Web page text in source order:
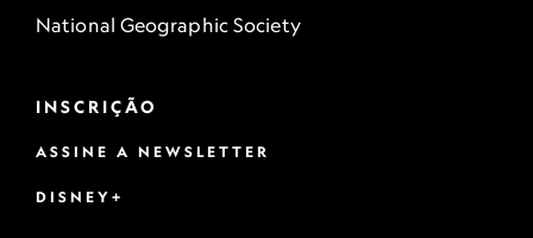
National Geographic Society
INSCRIÇÃO
ASSINE A NEWSLETTER
DISNEY+